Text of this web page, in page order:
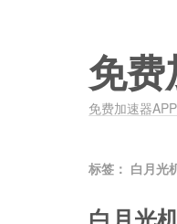
免费
免费加速器
标签： 白月光